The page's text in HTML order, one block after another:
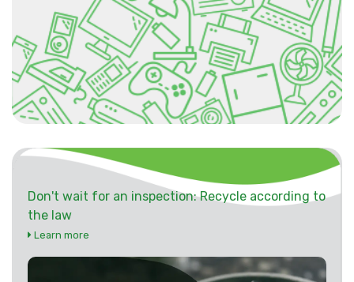
Don't wait for an inspection: Recycle according to
the law
Learn more